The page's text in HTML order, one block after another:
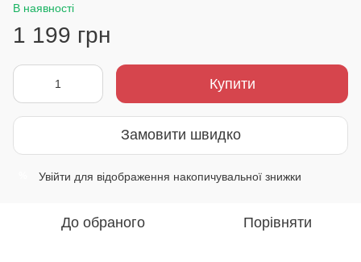
В наявності
1 199 грн
Купити
Замовити швидко
Увійти для відображення накопичувальної знижки
До обраного Порівняти